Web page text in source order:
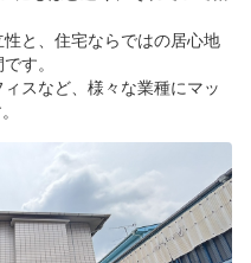
と、住宅ならではの居心地
す。
スなど、様々な業種にマッ